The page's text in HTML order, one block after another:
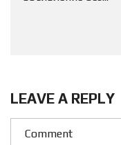
LEAVE A REPLY